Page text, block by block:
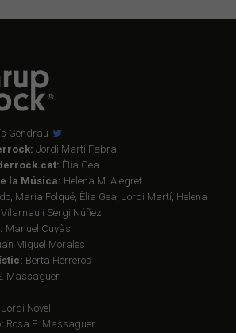
Gendrau
Jordi Martí Fabra
Èlia Gea
la Música: Helena M. Alegret
Maria Folqué, Èlia Gea, Jordi Martí, Helena
i Sergi Núñez
Manuel Cuyàs
Miguel Morales
Berta Herreros
Massaguer
Jordi Novell
Rosa E. Massaguer